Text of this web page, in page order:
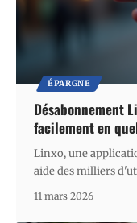
ÉPARGNE
Désabonnement
facilement en
Linxo, une
aide des milliers
11 mars 2026